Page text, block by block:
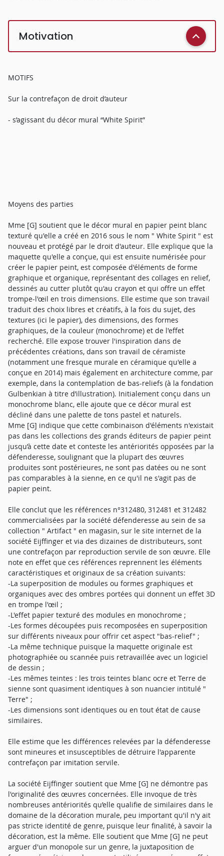
Motivation
MOTIFS
Sur la contrefaçon de droit d’auteur
- s’agissant du décor mural “White Spirit”
Moyens des parties
Mme [G] soutient que le décor mural en papier peint blanc
texturé qu'elle a créé en 2016 sous le nom " White Spirit " est
nouveau et protégé par le droit d'auteur. Elle explique que la
maquette qu'elle a conçue, qui est ensuite numérisée pour
créer le papier peint, est composée d'éléments de forme
graphique et organique, représentant des collages en relief,
dessinés au cutter plutôt qu'au crayon et qui offre un effet
trompe-l'œil en trois dimensions. Elle estime que son travail
traduit des choix libres et créatifs, à la fois du sujet, des
textures (ici le papier), des dimensions, des formes
graphiques, de la couleur (monochrome) et de l'effet
recherché. Elle expose trouver l'inspiration dans de
précédentes créations, dans son travail de céramiste
(notamment une fresque murale en céramique qu'elle a
conçue en 2014) mais également en architecture comme, par
exemple, dans la contemplation de bas-reliefs (à la fondation
Gulbenkian à titre d’illustration). Initialement conçu dans un
monochrome blanc, elle ajoute que ce décor mural est
décliné dans une palette de tons pastel et naturels.
Mme [G] indique que cette combinaison d'éléments n'existait
pas dans les collections des grands éditeurs de papier peint
jusqu’à cette date et conteste les antériorités opposées par la
défenderesse, soulignant que la plupart des œuvres
produites sont postérieures, ne sont pas datées ou ne sont
pas comparables à la sienne, en ce qu'il ne s'agit pas de
papier peint.
Elle conclut que les références n°312480, 312481 et 312482
commercialisées par la société défenderesse au sein de sa
collection " Artifact " en magasin, sur le site internet de la
société Eijffinger et via des dizaines de distributeurs, sont
une contrefaçon par reproduction servile de son œuvre. Elle
note en effet que ces références reprennent les éléments
caractéristiques et originaux de sa création suivants:
-La superposition de modules ou formes graphiques et
organiques avec des ombres portées qui donnent un effet 3D
en trompe l'œil ;
-L'effet papier texturé des modules en monochrome ;
-Les formes découpées puis recomposées en superposition
sur différents niveaux pour offrir cet aspect "bas-relief" ;
-La même technique puisque la maquette originale est
photographiée ou scannée puis retravaillée avec un logiciel
de dessin ;
-Les mêmes teintes : les trois teintes blanc ocre et Terre de
sienne sont quasiment identiques à son nuancier intitulé "
Terre" ;
-Les dimensions sont identiques ou en tout état de cause
similaires.
Elle estime que les différences relevées par la défenderesse
sont mineures et insusceptibles de détruire l'apparente
contrefaçon par imitation servile.
La société Eijffinger soutient que Mme [G] ne démontre pas
l'originalité des œuvres concernées. Elle invoque de très
nombreuses antériorités qu’elle qualifie de similaires dans le
domaine de la décoration murale, peu important qu'il n'y ait
pas stricte identité de genre, puisque leur finalité, à savoir la
décoration, est la même. Elle soutient que Mme [G] ne peut
arguer d'un monopole sur un genre, la juxtaposition de